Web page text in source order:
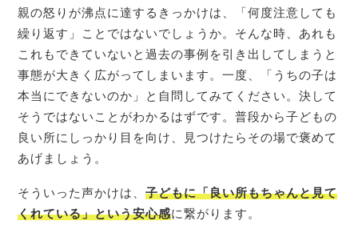
親の怒りが沸点に達するきっかけは、「何度注意しても
繰り返す」ことではないでしょうか。そんな時、あれも
これもできていないと過去の事例を引き出してしまうと
事態が大きく広がってしまいます。一度、「うちの子は
本当にできないのか」と自問してみてください。決して
そうではないことがわかるはずです。普段から子どもの
良い所にしっかり目を向け、見つけたらその場で褒めて
あげましょう。
そういった声かけは、子どもに「良い所もちゃんと見て
くれている」という安心感に繋がります。